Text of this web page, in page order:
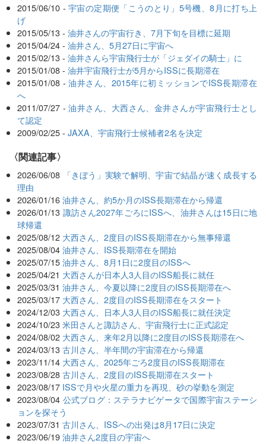
2015/06/10 -宇宙の定期便「こうのとり」5号機、8月に打ち上
げ
2015/05/13 -油井さんの宇宙行き、7月下旬を目標に延期
2015/04/24 -油井さん、5月27日に宇宙へ
2015/02/13 -油井さんら宇宙飛行士が「ジェダイの騎士」に
2015/01/08 -油井宇宙飛行士が5月からISSに長期滞在
2015/01/08 -油井さん、2015年に初ミッションでISS長期滞在
へ
2011/07/27 -油井さん、大西さん、金井さんが宇宙飛行士とし
て認定
2009/02/25 -JAXA、宇宙飛行士候補者2名を決定
関連記事
2026/06/08
「きぼう」実験で解明、宇宙で結晶が速く成長する
理由
2026/01/16 油井さん、約5か月のISS長期滞在から帰還
2026/01/13 諏訪さん2027年ごろにISSへ、油井さんは15日に地
球帰還
2025/08/12 大西さん、2度目のISS長期滞在から無事帰還
2025/08/04 油井さん、ISS長期滞在を開始
2025/07/15 油井さん、8月1日に2度目のISSへ
2025/04/21 大西さんが日本人3人目のISS船長に就任
2025/03/31 油井さん、今夏以降に2度目のISS長期滞在へ
2025/03/17 大西さん、2度目のISS長期滞在をスタート
2024/12/03 大西さん、日本人3人目のISS船長に就任決定
2024/10/23 米田さんと諏訪さん、宇宙飛行士に正式認定
2024/08/02 大西さん、来年2月以降に2度目のISS長期滞在へ
2024/03/13 古川さん、半年間の宇宙滞在から帰還
2023/11/14 大西さん、2025年ごろ2度目のISS長期滞在
2023/08/28 古川さん、2度目のISS長期滞在スタート
2023/08/17 ISSで月や火星の重力を再現、砂の挙動を測定
2023/08/04 公式ブログ：ステラナビゲータで国際宇宙ステーシ
ョンを探そう
2023/07/31 古川さん、ISSへの出発は8月17日に決定
2023/06/19 油井さん2度目の宇宙へ